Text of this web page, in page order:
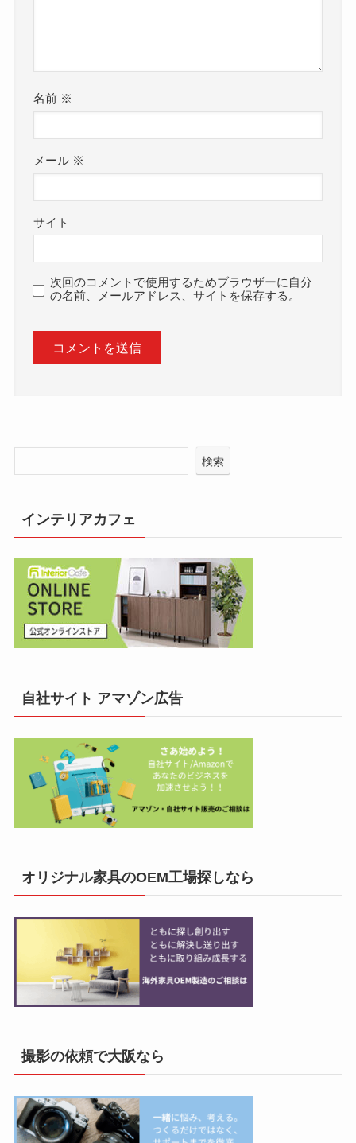
名前 ※
メール ※
サイト
次回のコメントで使用するためブラウザーに自分
の名前、メールアドレス、サイトを保存する。
検索
インテリアカフェ
自社サイト アマゾン広告
オリジナル家具のOEM工場探しなら
撮影の依頼で大阪なら